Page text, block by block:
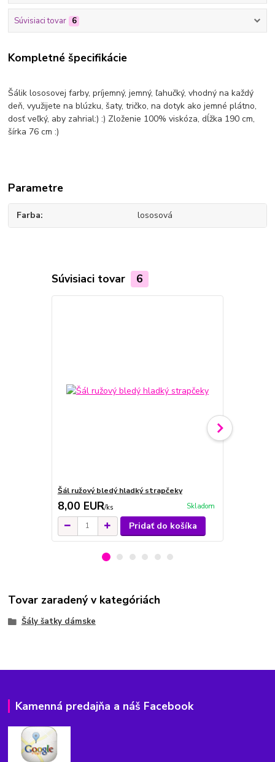
Súvisiaci tovar 6
Kompletné špecifikácie
Šálik lososovej farby, príjemný, jemný, ľahučký, vhodný na každý
deň, využijete na blúzku, šaty, tričko, na dotyk ako jemné plátno,
dosť veľký, aby zahrial:) :) Zloženie 100% viskóza, dĺžka 190 cm,
šírka 76 cm :)
Parametre
Farba lososová
Súvisiaci tovar 6
Šál ružový bledý hladký strapčeky
8,00 EUR/ks Skladom
Pridať do košíka
Tovar zaradený v kategóriách
Šály šatky dámske
Kamenná predajňa a náš Facebook